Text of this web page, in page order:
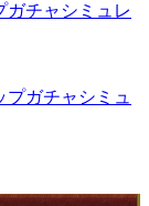
ガチャシミュレ
プガチャシミュ